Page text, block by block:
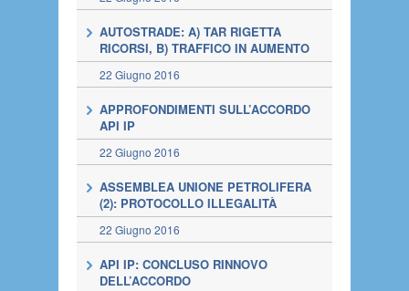
AUTOSTRADE: A) TAR RIGETTA
RICORSI, B) TRAFFICO IN AUMENTO
22 Giugno 2016
APPROFONDIMENTI SULL’ACCORDO
API IP
22 Giugno 2016
ASSEMBLEA UNIONE PETROLIFERA
(2): PROTOCOLLO ILLEGALITÀ
22 Giugno 2016
API IP: CONCLUSO RINNOVO
DELL’ACCORDO